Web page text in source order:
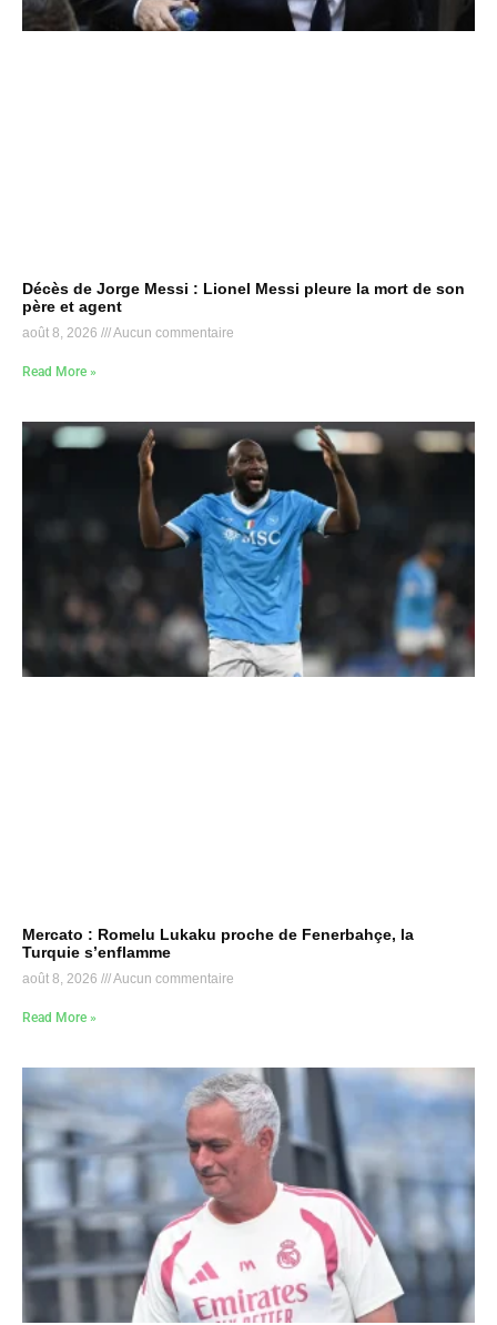
Décès de Jorge Messi : Lionel Messi pleure la mort de son
père et agent
août 8, 2026 Aucun commentaire
Read More »
Mercato : Romelu Lukaku proche de Fenerbahçe, la
Turquie s’enflamme
août 8, 2026 Aucun commentaire
Read More »